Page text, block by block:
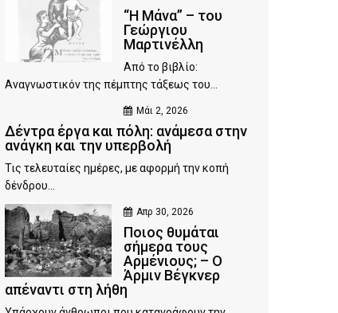
“Η Μάνα” – του
Γεώργιου
Μαρτινέλλη
Από το βιβλίο:
Αναγνωστικόν της πέμπτης τάξεως του...
Μάι 2, 2026
Δέντρα έργα και πόλη: ανάμεσα στην
ανάγκη και την υπερβολή
Τις τελευταίες ημέρες, με αφορμή την κοπή
δένδρου...
Απρ 30, 2026
Ποιος θυμάται
σήμερα τους
Αρμένιους; – Ο
Άρμιν Βέγκνερ
απέναντι στη λήθη